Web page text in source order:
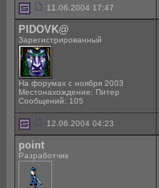
11.06.2004 17:47
PIDOVK@
Зарегистрированный
На форумах с ноября 2003
Местонахождение: Питер
Сообщений: 105
12.06.2004 04:23
point
Разработчик